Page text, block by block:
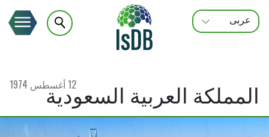
عربى
ENGLISH
FRANÇAIS
المملكة العربية السعودية
12 أغسطس 1974